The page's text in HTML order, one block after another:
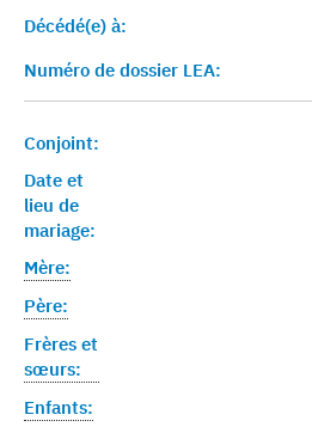
Décédé(e) à:
Numéro de dossier LEA:
Conjoint:
Date et
lieu de
mariage:
Mère:
Père:
Frères et
sœurs:
Enfants: